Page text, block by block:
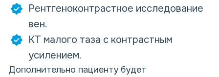
Рентгеноконтрастное исследование
вен.
КТ малого таза с контрастным
усилением.
Дополнительно пациенту будет